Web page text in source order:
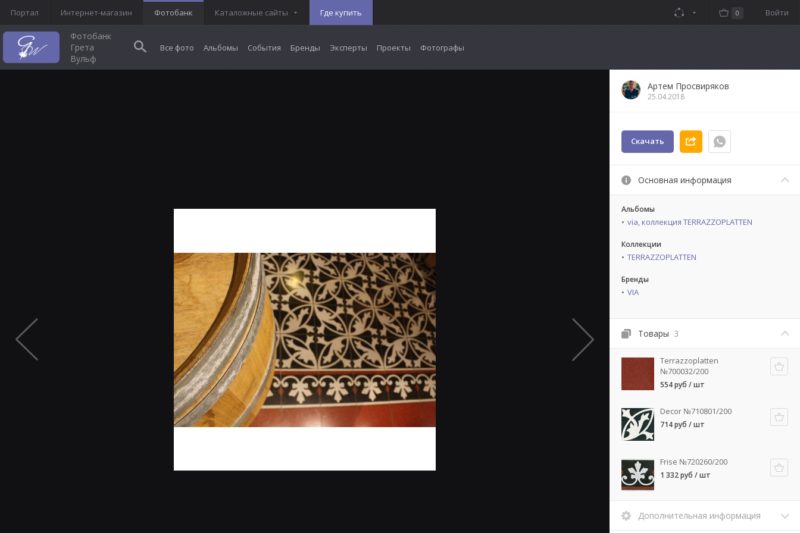
Портал Интернет-магазин Фотобанк Каталожные сайты Где купить Войти
0
Фотобанк
Грета
Вульф
Все фото Альбомы События Бренды Эксперты Проекты Фотографы
Артем Просвиряков
25.04.2018
Скачать
Основная информация
Альбомы
via, коллекция TERRAZZOPLATTEN
Коллекции
TERRAZZOPLATTEN
Бренды
VIA
Товары 3
Terrazzoplatten
№700032/200
554 руб / шт
Decor №710801/200
714 руб / шт
Frise №720260/200
1 332 руб / шт
Дополнительная информация